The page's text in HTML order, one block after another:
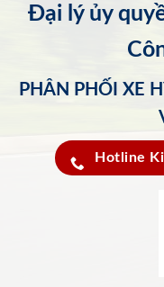
Đại lý ủy
PHÂN PHỐI XE
Hotline